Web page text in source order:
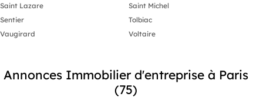
Saint Lazare
Saint Michel
Sentier
Tolbiac
Vaugirard
Voltaire
Annonces Immobilier d'entreprise à Paris
(75)